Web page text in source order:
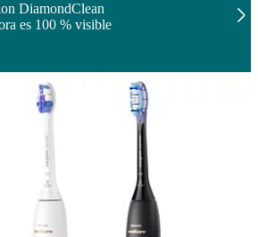
DiamondClean
es 100 % visible